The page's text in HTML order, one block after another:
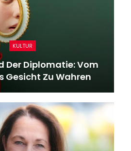
KULTUR
Der Diplomatie: Vom
Gesicht Zu Wahren